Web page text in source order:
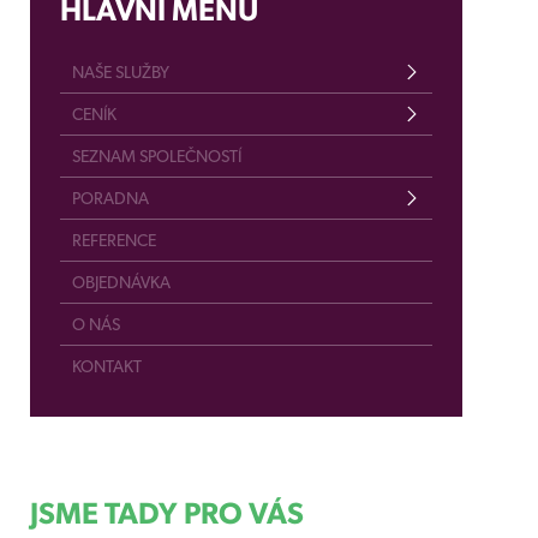
HLAVNÍ MENU
NAŠE SLUŽBY
CENÍK
SEZNAM SPOLEČNOSTÍ
PORADNA
REFERENCE
OBJEDNÁVKA
O NÁS
KONTAKT
JSME TADY PRO VÁS